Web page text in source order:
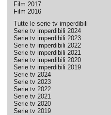
Film 2017
Film 2016
Tutte le serie tv imperdibili
Serie tv imperdibili 2024
Serie tv imperdibili 2023
Serie tv imperdibili 2022
Serie tv imperdibili 2021
Serie tv imperdibili 2020
Serie tv imperdibili 2019
Serie tv 2024
Serie tv 2023
Serie tv 2022
Serie tv 2021
Serie tv 2020
Serie tv 2019